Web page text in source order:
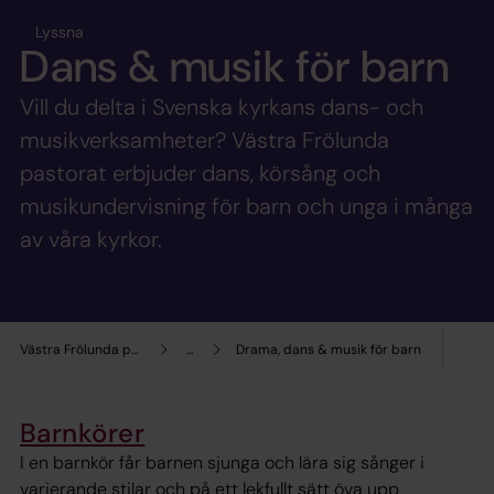
Västra Frölunda pastorat ... Drama, dans & musik för barn
Lyssna
Dans & musik för barn
Vill du delta i Svenska kyrkans dans- och
musikverksamheter? Västra Frölunda
pastorat erbjuder dans, körsång och
musikundervisning för barn och unga i många
av våra kyrkor.
Barnkörer
I en barnkör får barnen sjunga och lära sig sånger i
varierande stilar och på ett lekfullt sätt öva upp